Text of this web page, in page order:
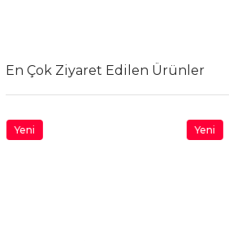
En Çok Ziyaret Edilen Ürünler